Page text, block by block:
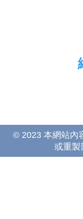
© 2023 本網站內
或重製